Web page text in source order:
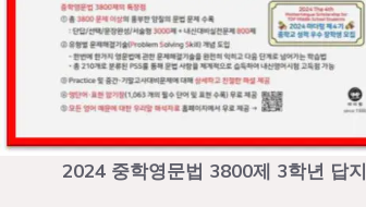
2024 중학영문법 3800제 3학년 답지